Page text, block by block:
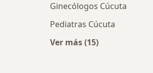
Ginecólogos Cúcuta
Pediatras Cúcuta
Ver más (15)